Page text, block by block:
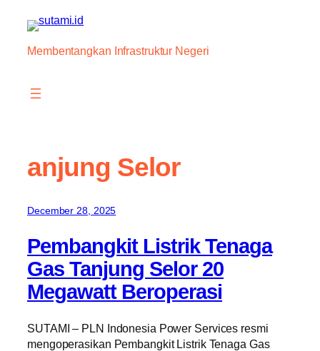
content
Membentangkan Infrastruktur Negeri
anjung Selor
December 28, 2025
Pembangkit Listrik Tenaga
Gas Tanjung Selor 20
Megawatt Beroperasi
SUTAMI – PLN Indonesia Power Services resmi
mengoperasikan Pembangkit Listrik Tenaga Gas